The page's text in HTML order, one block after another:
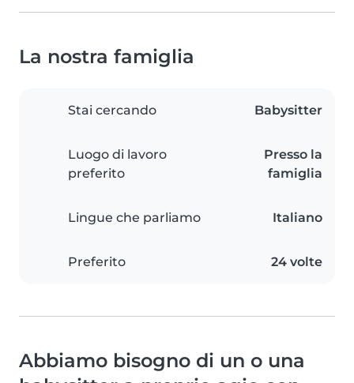
La nostra famiglia
Stai cercando Babysitter
Luogo di lavoro
preferito
Presso la
famiglia
Lingue che parliamo Italiano
Preferito 24 volte
Abbiamo bisogno di un o una